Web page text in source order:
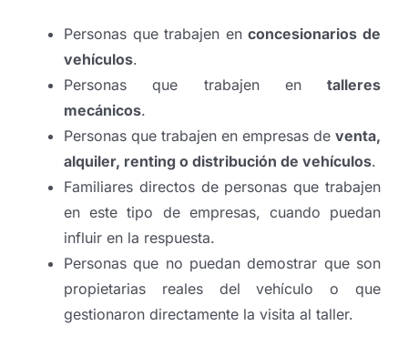
Personas que trabajen enconcesionarios de
vehículos.
Personas que trabajen entalleres
mecánicos.
Personas que trabajen en empresas deventa,
alquiler, renting o distribución de vehículos.
Familiares directos de personas que trabajen
en este tipo de empresas, cuando puedan
influir en la respuesta.
Personas que no puedan demostrar que son
propietarias reales del vehículo o que
gestionaron directamente la visita al taller.